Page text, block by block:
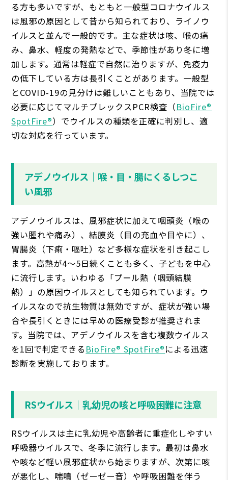
る方も多いですが、もともと一般型コロナウイルス
は風邪の原因として昔から知られており、ライノウ
イルスと並んで一般的です。主な症状は咳、喉の痛
み、鼻水、軽度の発熱などで、季節性があり冬に増
加します。通常は軽症で自然に治りますが、免疫力
の低下している方は長引くことがあります。一般型
とCOVID-19の見分けは難しいこともあり、当院では
必要に応じてマルチプレックスPCR検査（BioFire®
SpotFire®）でウイルスの種類を正確に判別し、適
切な対応を行っています。
アデノウイルス｜喉・目・腸にくるしつこ
い風邪
アデノウイルスは、風邪症状に加えて咽頭炎（喉の
強い腫れや痛み）、結膜炎（目の充血や目やに）、
胃腸炎（下痢・嘔吐）など多様な症状を引き起こし
ます。高熱が4〜5日続くことも多く、子どもを中心
に流行します。いわゆる「プール熱（咽頭結膜
熱）」の原因ウイルスとしても知られています。ウ
イルスなので抗生物質は無効ですが、症状が強い場
合や長引くときには早めの医療受診が推奨されま
す。当院では、アデノウイルスを含む複数ウイルス
を1回で判定できる BioFire® SpotFire®による迅速
診断を実施しております。
RSウイルス｜乳幼児の咳と呼吸困難に注意
RSウイルスは主に乳幼児や高齢者に重症化しやすい
呼吸器ウイルスで、冬季に流行します。最初は鼻水
や咳など軽い風邪症状から始まりますが、次第に咳
が悪化し、喘鳴（ゼーゼー音）や呼吸困難を伴う